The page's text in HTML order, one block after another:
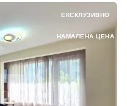
ЕКСКЛУЗИВНО
НАМАЛЕНА ЦЕНА